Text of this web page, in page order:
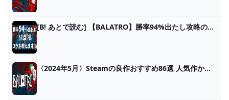
[B! あとで読む] 【BALATRO】勝率94%出たし攻略のコツを語ります【見るだけで上手くなる！】#balatro
〈2024年5月〉Steamの良作おすすめ86選 人気作からインディーズまで - Moovoo(ムーブー)